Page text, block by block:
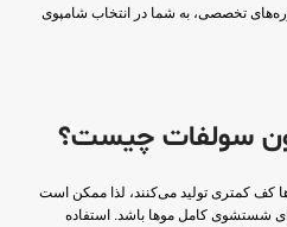
تخصصی، به شما در انتخاب شامپوی
کف کمتری تولید می‌کنند، لذا ممکن است
شستشوی کامل موها باشد. استفاده